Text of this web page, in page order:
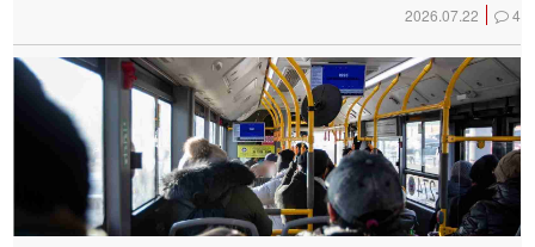
2026.07.22 4